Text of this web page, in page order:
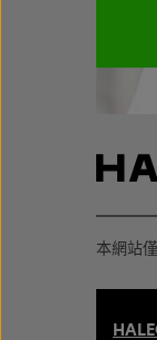
本網站